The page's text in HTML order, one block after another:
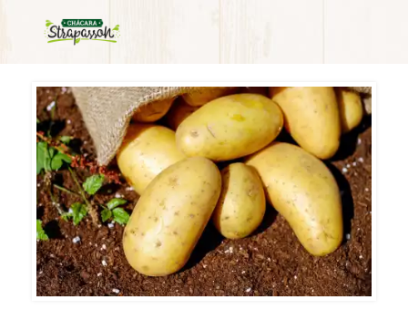
Monthly Archives: